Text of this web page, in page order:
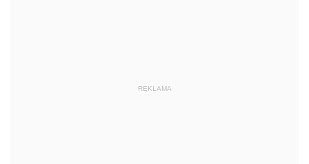
REKLAMA